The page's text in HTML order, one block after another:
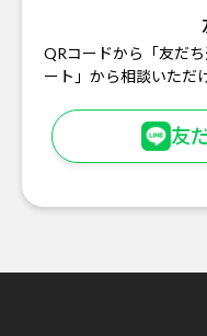
QRコードから「友だ
ート」から相談いただ
友